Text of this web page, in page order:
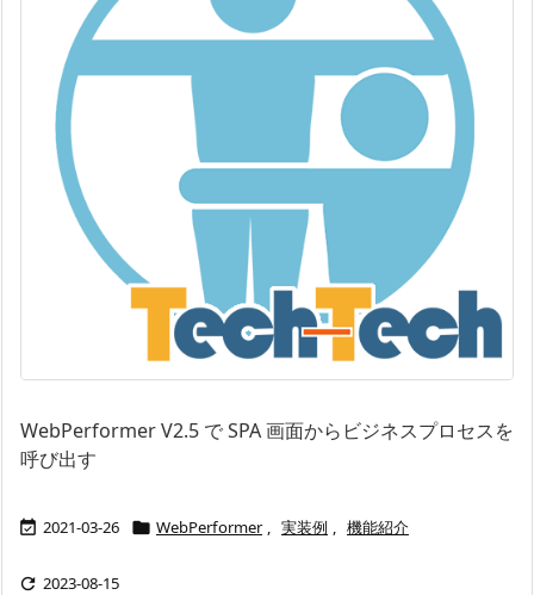
WebPerformer V2.5 で SPA 画面からビジネスプロセスを
呼び出す
 2021-03-26  WebPerformer , 実装例 , 機能紹介
 2023-08-15